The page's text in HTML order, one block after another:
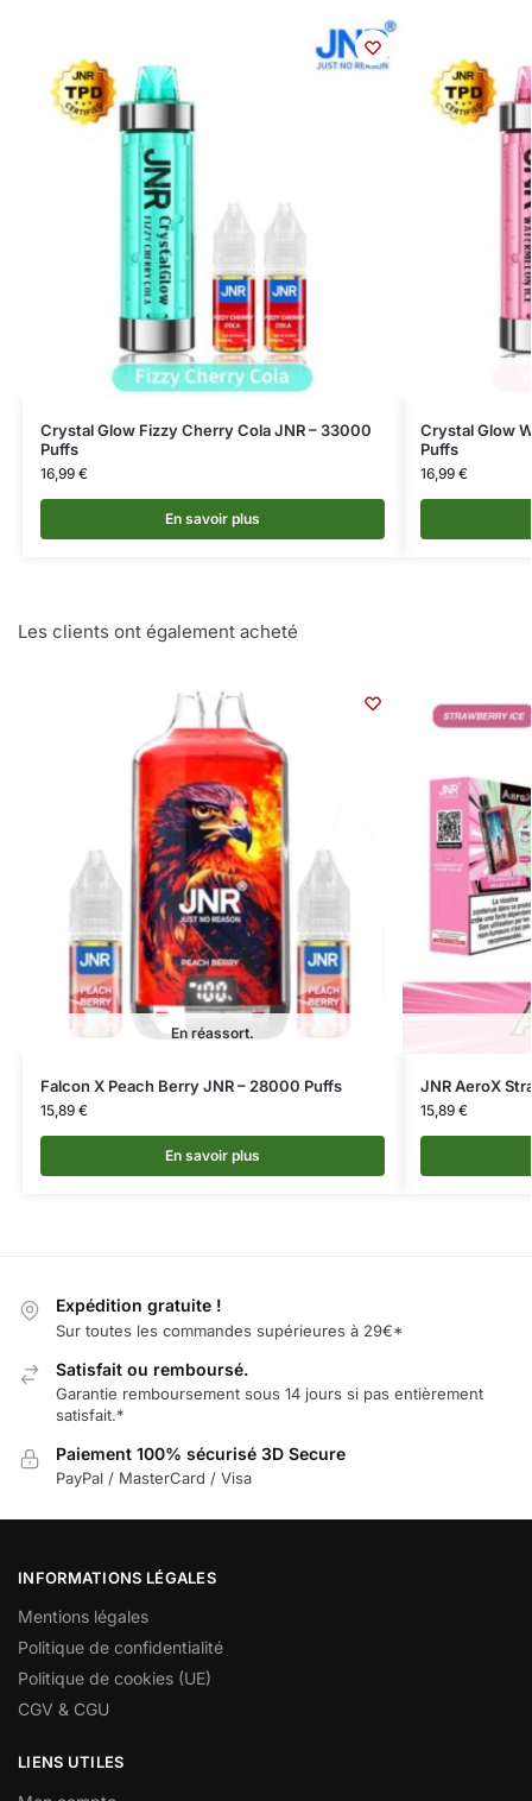
Crystal Glow Fizzy Cherry Cola JNR – 33000
Puffs
16,99 €
En savoir plus
Crystal Glow
Puffs
16,99 €
Les clients ont également acheté
En réassort.
Falcon X Peach Berry JNR – 28000 Puffs
15,89 €
En savoir plus
JNR AeroX
15,89 €
Expédition gratuite !
Sur toutes les commandes supérieures à 29€*
Satisfait ou remboursé.
Garantie remboursement sous 14 jours si pas entièrement
satisfait.*
Paiement 100% sécurisé 3D Secure
PayPal / MasterCard / Visa
INFORMATIONS LÉGALES
Mentions légales
Politique de confidentialité
Politique de cookies (UE)
CGV & CGU
LIENS UTILES